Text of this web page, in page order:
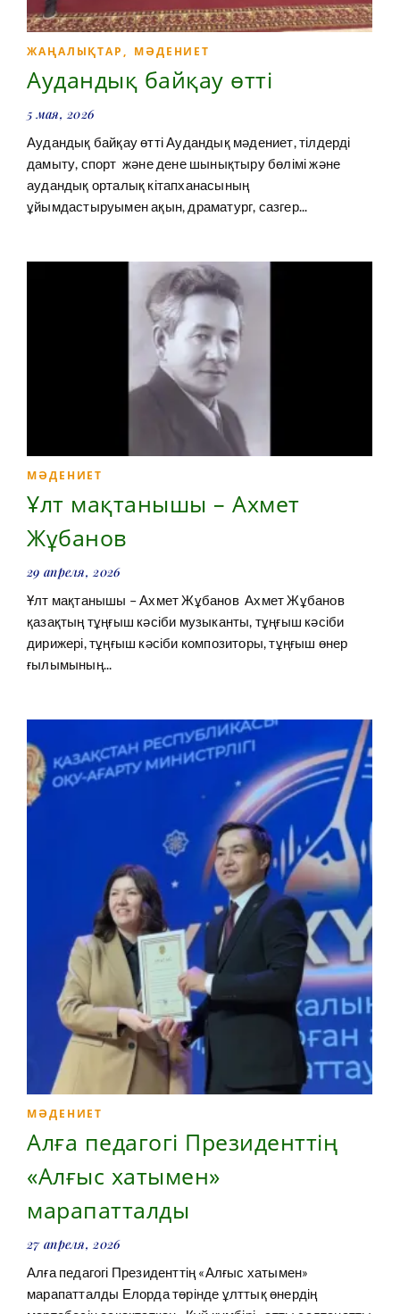
ЖАҢАЛЫҚТАР, МӘДЕНИЕТ
Аудандық байқау өтті
5 мая, 2026
Аудандық байқау өтті Аудандық мәдениет, тілдерді
дамыту, спорт және дене шынықтыру бөлімі және
аудандық орталық кітапханасының
ұйымдастыруымен ақын, драматург, сазгер...
МӘДЕНИЕТ
Ұлт мақтанышы – Ахмет
Жұбанов
29 апреля, 2026
Ұлт мақтанышы – Ахмет Жұбанов Ахмет Жұбанов
қазақтың тұңғыш кәсіби музыканты, тұңғыш кәсіби
дирижері, тұңғыш кәсіби композиторы, тұңғыш өнер
ғылымының...
МӘДЕНИЕТ
Алға педагогі Президенттің
«Алғыс хатымен»
марапатталды
27 апреля, 2026
Алға педагогі Президенттің «Алғыс хатымен»
марапатталды Елорда төрінде ұлттық өнердің